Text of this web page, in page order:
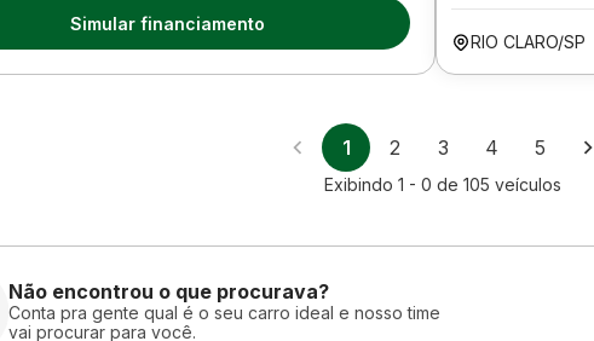
Simular financiamento
RIO CLARO/SP
1 2 3 4 5
Exibindo 1 - 0 de 105 veículos
Não encontrou o que procurava?
Conta pra gente qual é o seu carro ideal e nosso time
vai procurar para você.